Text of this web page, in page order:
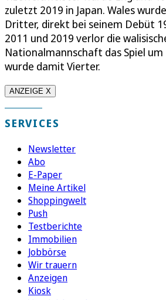
zuletzt 2019 in Japan. Wales
Dritter, direkt bei seinem Debüt
2011 und 2019 verlor die
Nationalmannschaft das Spiel
wurde damit Vierter.
ANZEIGE X
SERVICES
Newsletter
Abo
E-Paper
Meine Artikel
Shoppingwelt
Push
Testberichte
Immobilien
Jobbörse
Wir trauern
Anzeigen
Kiosk